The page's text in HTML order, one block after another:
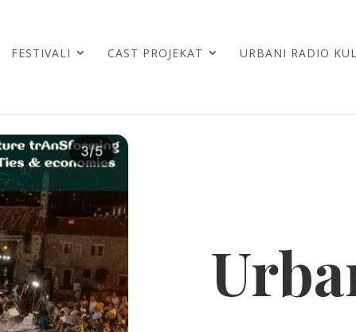
FESTIVALI CAST PROJEKAT URBANI RADIO